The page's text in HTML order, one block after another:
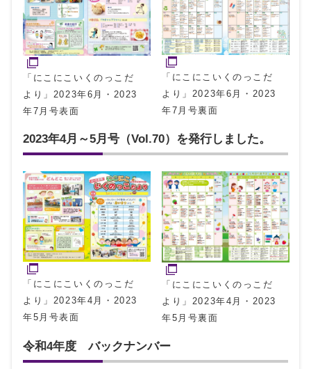
「にこにこいくのっこだ
より」2023年6月・2023
年7月号表面
「にこにこいくのっこだ
より」2023年6月・2023
年7月号裏面
2023年4月～5月号（Vol.70）を発行しました。
「にこにこいくのっこだ
より」2023年4月・2023
年5月号表面
「にこにこいくのっこだ
より」2023年4月・2023
年5月号裏面
令和4年度 バックナンバー